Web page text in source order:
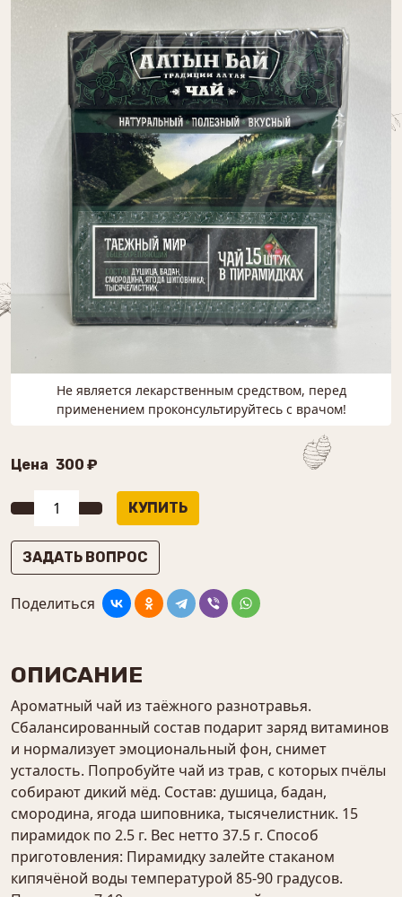
Не является лекарственным средством, перед
применением проконсультируйтесь с врачом!
Цена 300 ₽
ЗАДАТЬ ВОПРОС
Поделиться
ОПИСАНИЕ
Ароматный чай из таёжного разнотравья.
Сбалансированный состав подарит заряд витаминов
и нормализует эмоциональный фон, снимет
усталость. Попробуйте чай из трав, с которых пчёлы
собирают дикий мёд. Состав: душица, бадан,
смородина, ягода шиповника, тысячелистник. 15
пирамидок по 2.5 г. Вес нетто 37.5 г. Способ
приготовления: Пирамидку залейте стаканом
кипячёной воды температурой 85-90 градусов.